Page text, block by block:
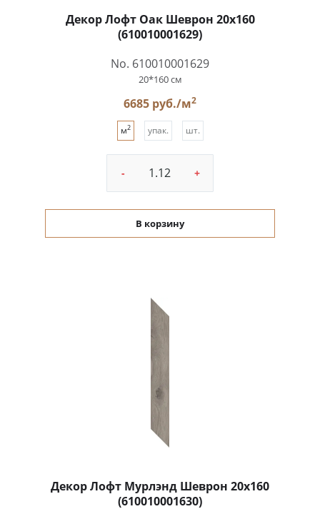
Декор Лофт Оак Шеврон 20x160
(610010001629)
No. 610010001629
20*160 см
6685 руб./м2
м2 упак. шт.
- +
В корзину
Декор Лофт Мурлэнд Шеврон 20x160
(610010001630)